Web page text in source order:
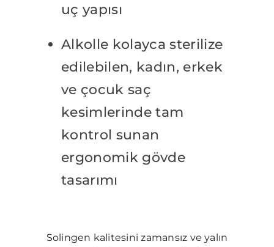
uç yapısı
Alkolle kolayca sterilize
edilebilen, kadın, erkek
ve çocuk saç
kesimlerinde tam
kontrol sunan
ergonomik gövde
tasarımı
Solingen kalitesini zamansız ve yalın